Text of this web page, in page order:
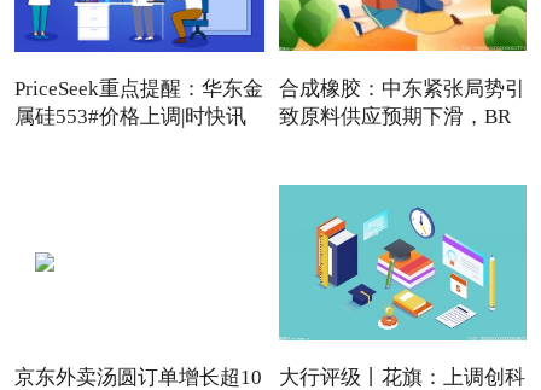
PriceSeek重点提醒：华东金
属硅553#价格上调|时快讯
合成橡胶：中东紧张局势引
致原料供应预期下滑，BR
京东外卖汤圆订单增长超10
大行评级丨花旗：上调创科